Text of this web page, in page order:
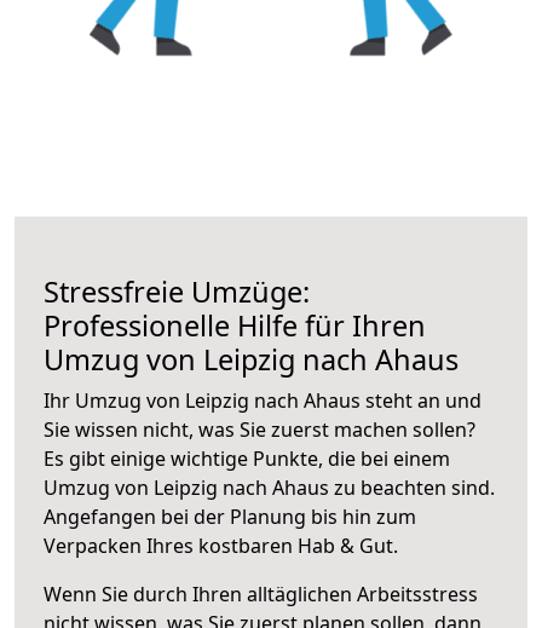
Stressfreie Umzüge:
Professionelle Hilfe für Ihren
Umzug von Leipzig nach Ahaus
Ihr Umzug von Leipzig nach Ahaus steht an und
Sie wissen nicht, was Sie zuerst machen sollen?
Es gibt einige wichtige Punkte, die bei einem
Umzug von Leipzig nach Ahaus zu beachten sind.
Angefangen bei der Planung bis hin zum
Verpacken Ihres kostbaren Hab & Gut.
Wenn Sie durch Ihren alltäglichen Arbeitsstress